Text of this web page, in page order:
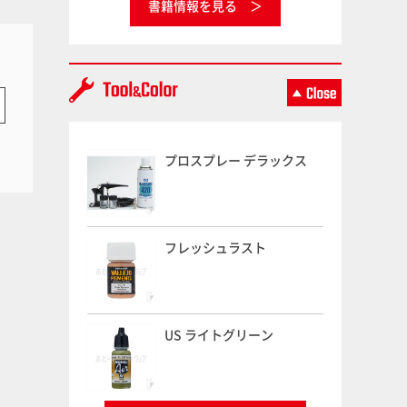
書籍情報を見る
プロスプレー デラックス
フレッシュラスト
US ライトグリーン